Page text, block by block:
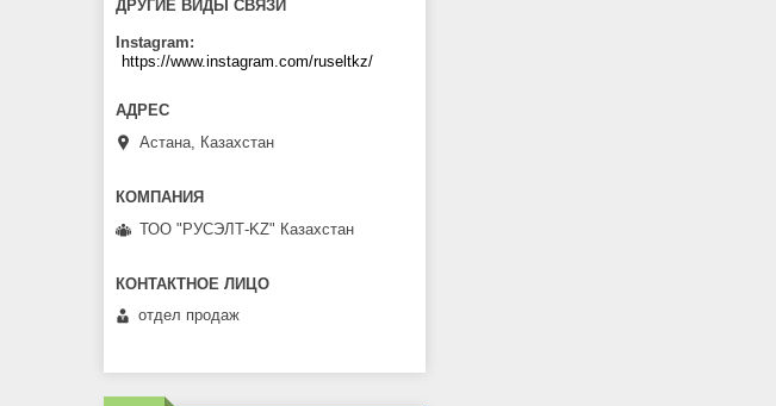
ДРУГИЕ ВИДЫ СВЯЗИ
Instagram
https://www.instagram.com/ruseltkz/
Астана, Казахстан
ТОО "РУСЭЛТ-KZ" Казахстан
отдел продаж